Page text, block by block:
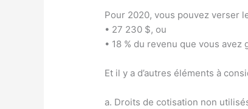
Pour 2020, vous pouvez verser
• 27 230 $, ou
• 18 % du revenu que vous avez
Et il y a d’autres éléments à
a. Droits de cotisation non